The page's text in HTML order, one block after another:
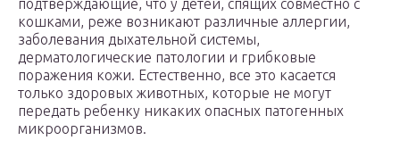
подтверждающие, что у детей, спящих совместно с
кошками, реже возникают различные аллергии,
заболевания дыхательной системы,
дерматологические патологии и грибковые
поражения кожи. Естественно, все это касается
только здоровых животных, которые не могут
передать ребенку никаких опасных патогенных
микроорганизмов.